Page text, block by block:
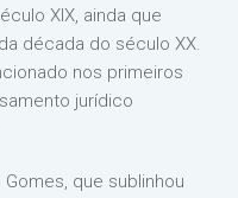
XIX, ainda que
década do século XX.
nos primeiros
jurídico
que sublinhou